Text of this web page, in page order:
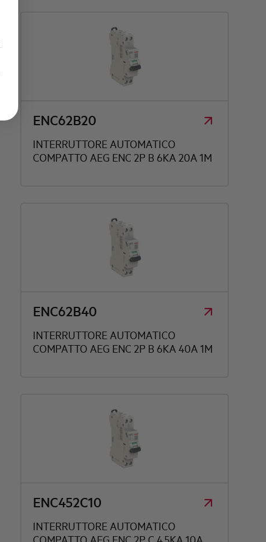
ENC62B20
INTERRUTTORE AUTOMATICO
COMPATTO AEG ENC 2P B 6KA 20A 1M
ENC62B40
INTERRUTTORE AUTOMATICO
COMPATTO AEG ENC 2P B 6KA 40A 1M
ENC452C10
INTERRUTTORE AUTOMATICO